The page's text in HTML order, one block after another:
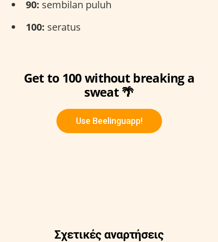
90: sembilan puluh
100: seratus
Get to 100 without breaking a
sweat 🌴
Use Beelinguapp!
Σχετικές αναρτήσεις